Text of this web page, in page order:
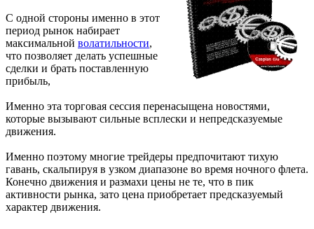
С одной стороны именно в этот
период рынок набирает
максимальной волатильности,
что позволяет делать успешные
сделки и брать поставленную
прибыль,
Именно эта торговая сессия перенасыщена новостями,
которые вызывают сильные всплески и непредсказуемые
движения.
Именно поэтому многие трейдеры предпочитают тихую
гавань, скальпируя в узком диапазоне во время ночного флета.
Конечно движения и размахи цены не те, что в пик
активности рынка, зато цена приобретает предсказуемый
характер движения.